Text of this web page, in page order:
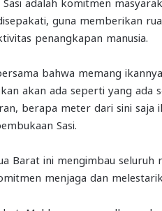
guna memberikan
penangkapan manusia.
bahwa memang
akan ada seperti yang ada
berapa meter dari sini saja
Sasi.
Barat ini mengimbau
menjaga dan